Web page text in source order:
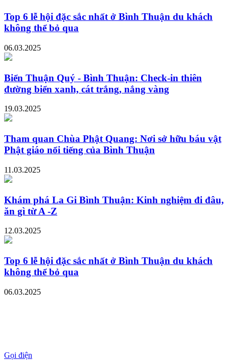
Top 6 lễ hội đặc sắc nhất ở Bình Thuận du khách
không thể bỏ qua
06.03.2025
Biển Thuận Quý - Bình Thuận: Check-in thiên
đường biển xanh, cát trắng, nắng vàng
19.03.2025
Tham quan Chùa Phật Quang: Nơi sở hữu báu vật
Phật giáo nổi tiếng của Bình Thuận
11.03.2025
Khám phá La Gi Bình Thuận: Kinh nghiệm đi đâu,
ăn gì từ A -Z
12.03.2025
Top 6 lễ hội đặc sắc nhất ở Bình Thuận du khách
không thể bỏ qua
06.03.2025
Gọi điện